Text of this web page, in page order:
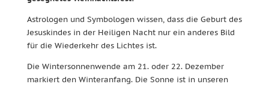
Astrologen und Symbologen wissen, dass die Geburt des
Jesuskindes in der Heiligen Nacht nur ein anderes Bild
für die Wiederkehr des Lichtes ist.
Die Wintersonnenwende am 21. oder 22. Dezember
markiert den Winteranfang. Die Sonne ist in unseren